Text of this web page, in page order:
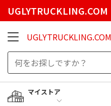
UGLYTRUCKLING.COM
UGLYTRUCKLING.COM
マイストア